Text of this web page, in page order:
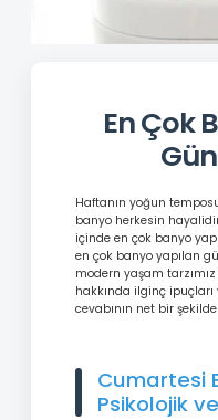
En Çok
Haftanın yoğun
banyo herkesin
içinde en çok banyo
en çok banyo yapılan
modern yaşam tarzımız
hakkında ilginç
cevabının net bir şekilde
Cumartesi
Psikolojik